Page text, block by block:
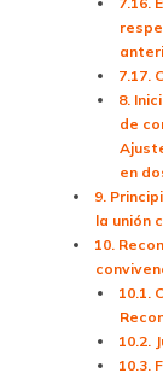
7.17.
8.
de
en
9.
la unión
10.
10.1.
10.2.
10.3.